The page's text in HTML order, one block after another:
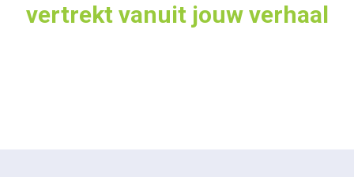
vertrekt vanuit jouw verhaal